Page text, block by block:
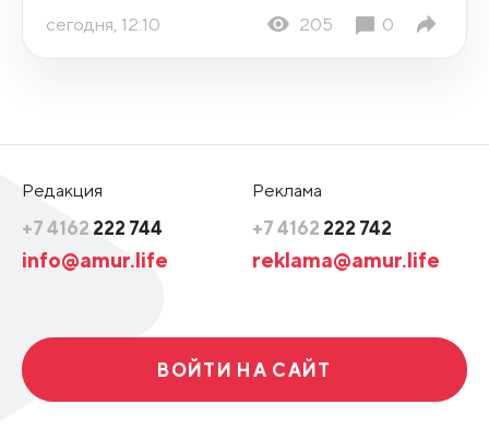
сегодня, 12:10 205 0
Редакция
+7 4162 222 744
info@amur.life
Реклама
+7 4162 222 742
reklama@amur.life
ВОЙТИ НА САЙТ